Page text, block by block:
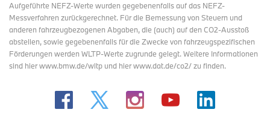
Aufgeführte NEFZ-Werte wurden gegebenenfalls auf das NEFZ-
Messverfahren zurückgerechnet. Für die Bemessung von Steuern und
anderen fahrzeugbezogenen Abgaben, die (auch) auf den CO2-Ausstoß
abstellen, sowie gegebenenfalls für die Zwecke von fahrzeugspezifischen
Förderungen werden WLTP-Werte zugrunde gelegt. Weitere Informationen
sind hier www.bmw.de/wltp und hier www.dat.de/co2/ zu finden.